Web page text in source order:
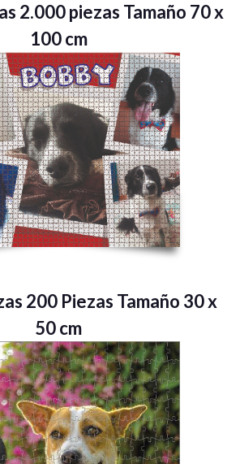
2.000 piezas Tamaño 70 x
100 cm
200 Piezas Tamaño 30 x
50 cm